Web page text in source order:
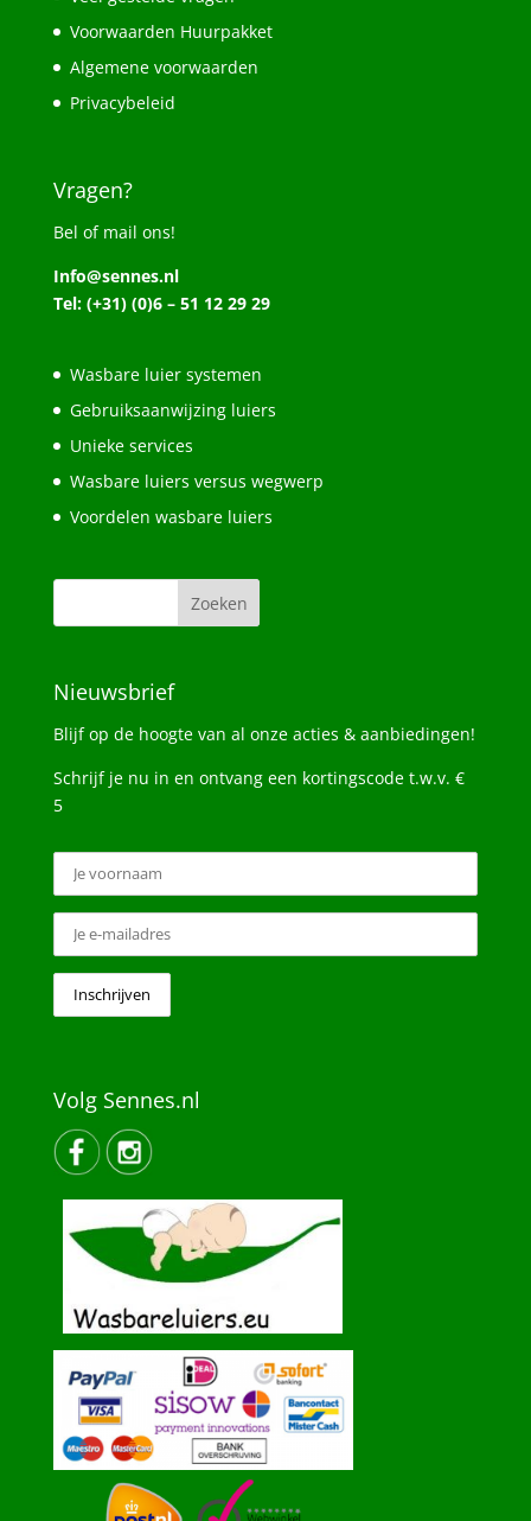
Voorwaarden Huurpakket
Algemene voorwaarden
Privacybeleid
Vragen?
Bel of mail ons!
Info@sennes.nl
Tel: (+31) (0)6 – 51 12 29 29
Wasbare luier systemen
Gebruiksaanwijzing luiers
Unieke services
Wasbare luiers versus wegwerp
Voordelen wasbare luiers
Nieuwsbrief
Blijf op de hoogte van al onze acties & aanbiedingen!
Schrijf je nu in en ontvang een kortingscode t.w.v. €
5
Volg Sennes.nl